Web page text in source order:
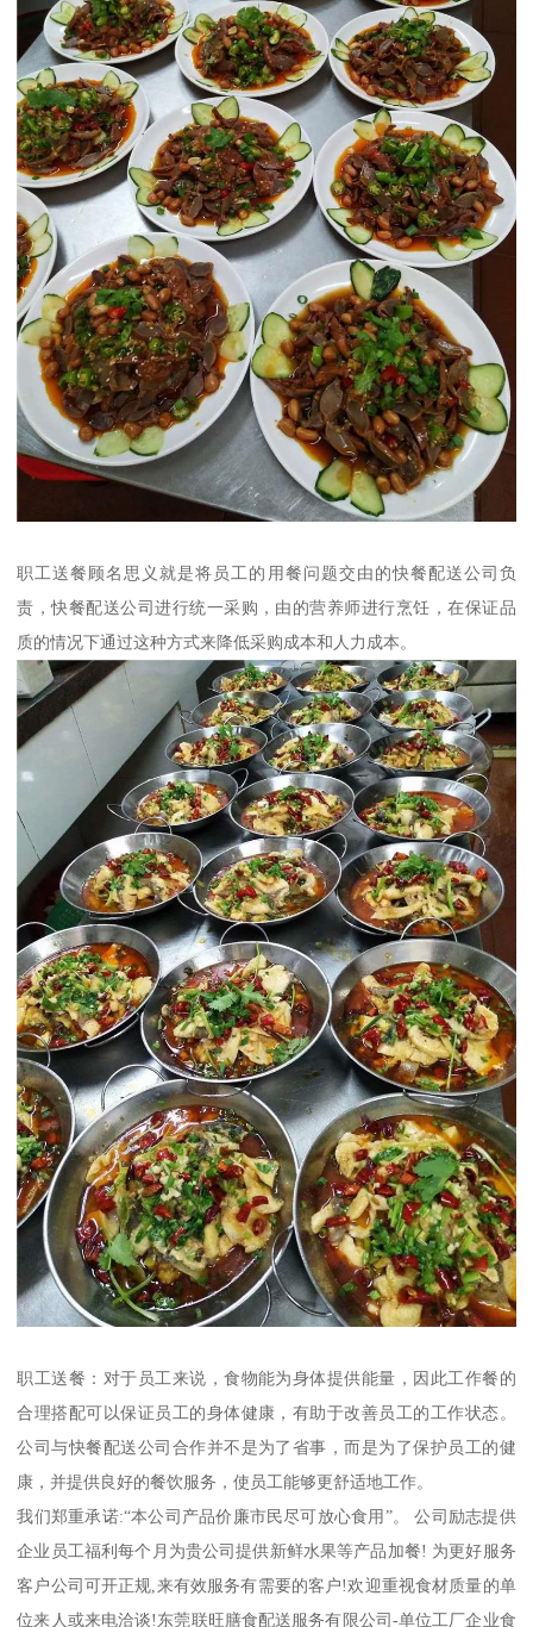
职工送餐顾名思义就是将员工的用餐问题交由的快餐配送公司负
责，快餐配送公司进行统一采购，由的营养师进行烹饪，在保证品
质的情况下通过这种方式来降低采购成本和人力成本。
职工送餐：对于员工来说，食物能为身体提供能量，因此工作餐的
合理搭配可以保证员工的身体健康，有助于改善员工的工作状态。
公司与快餐配送公司合作并不是为了省事，而是为了保护员工的健
康，并提供良好的餐饮服务，使员工能够更舒适地工作。
我们郑重承诺:“本公司产品价廉市民尽可放心食用”。 公司励志提供
企业员工福利每个月为贵公司提供新鲜水果等产品加餐! 为更好服务
客户公司可开正规,来有效服务有需要的客户!欢迎重视食材质量的单
位来人或来电洽谈!东莞联旺膳食配送服务有限公司-单位工厂企业食